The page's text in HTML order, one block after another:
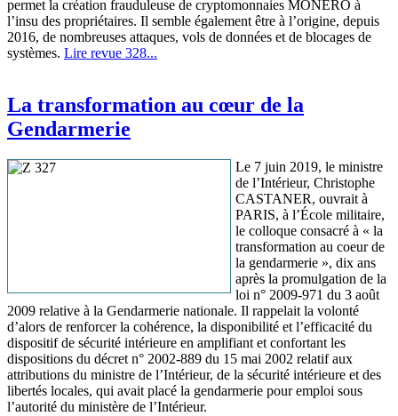
permet la création frauduleuse de cryptomonnaies MONERO à
l’insu des propriétaires. Il semble également être à l’origine, depuis
2016, de nombreuses attaques, vols de données et de blocages de
systèmes. Lire revue 328...
La transformation au cœur de la
Gendarmerie
Le 7 juin 2019, le ministre
de l’Intérieur, Christophe
CASTANER, ouvrait à
PARIS, à l’École militaire,
le colloque consacré à « la
transformation au coeur de
la gendarmerie », dix ans
après la promulgation de la
loi n° 2009-971 du 3 août
2009 relative à la Gendarmerie nationale. Il rappelait la volonté
d’alors de renforcer la cohérence, la disponibilité et l’efficacité du
dispositif de sécurité intérieure en amplifiant et confortant les
dispositions du décret n° 2002-889 du 15 mai 2002 relatif aux
attributions du ministre de l’Intérieur, de la sécurité intérieure et des
libertés locales, qui avait placé la gendarmerie pour emploi sous
l’autorité du ministère de l’Intérieur.